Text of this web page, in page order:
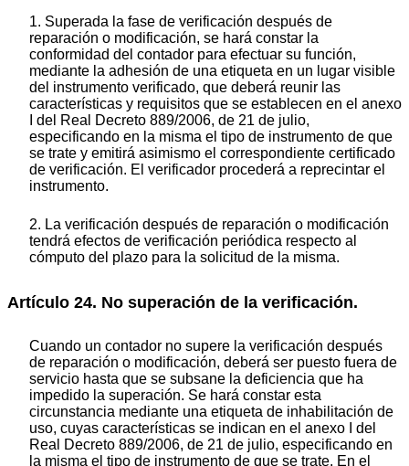
1. Superada la fase de verificación después de
reparación o modificación, se hará constar la
conformidad del contador para efectuar su función,
mediante la adhesión de una etiqueta en un lugar visible
del instrumento verificado, que deberá reunir las
características y requisitos que se establecen en el anexo
I del Real Decreto 889/2006, de 21 de julio,
especificando en la misma el tipo de instrumento de que
se trate y emitirá asimismo el correspondiente certificado
de verificación. El verificador procederá a reprecintar el
instrumento.
2. La verificación después de reparación o modificación
tendrá efectos de verificación periódica respecto al
cómputo del plazo para la solicitud de la misma.
Artículo 24. No superación de la verificación.
Cuando un contador no supere la verificación después
de reparación o modificación, deberá ser puesto fuera de
servicio hasta que se subsane la deficiencia que ha
impedido la superación. Se hará constar esta
circunstancia mediante una etiqueta de inhabilitación de
uso, cuyas características se indican en el anexo I del
Real Decreto 889/2006, de 21 de julio, especificando en
la misma el tipo de instrumento de que se trate. En el